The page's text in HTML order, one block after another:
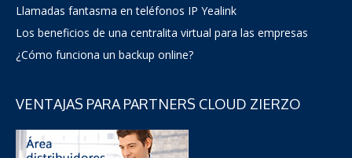
Llamadas fantasma en teléfonos IP Yealink
Los beneficios de una centralita virtual para las empresas
¿Cómo funciona un backup online?
VENTAJAS PARA PARTNERS CLOUD ZIERZO